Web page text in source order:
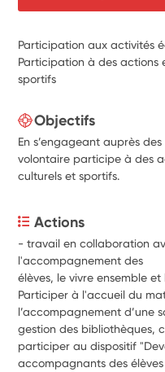
Participation aux activités
Participation à des actions
sportifs
Objectifs
En s’engageant auprès
volontaire participe à des
culturels et sportifs.
Actions
- travail en collaboration
l'accompagnement des
élèves, le vivre ensemble
Participer à l'accueil du
l’accompagnement d’une
gestion des bibliothèques,
participer au dispositif
accompagnants des